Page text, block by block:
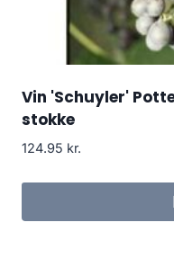
Vin 'Schuyler'
stokke
124.95 kr.